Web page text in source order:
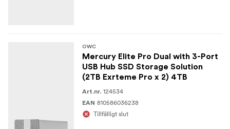
OWC
Mercury Elite Pro Dual with 3-Port
USB Hub SSD Storage Solution
(2TB Exrteme Pro x 2) 4TB
Art.nr. 124534
EAN 810586036238
Tillfälligt slut